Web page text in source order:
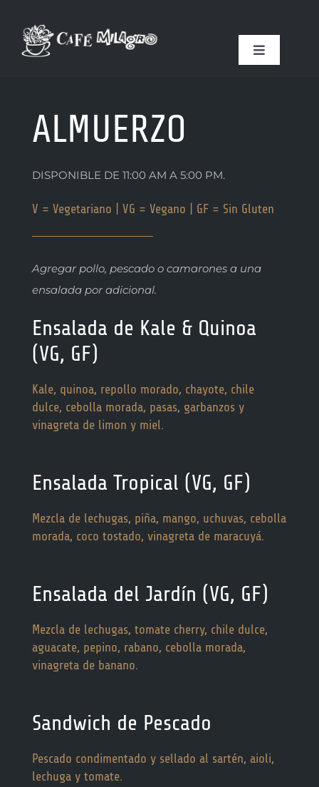
content
Toggle
RESERVACIONES
TOSTADOR DE CAFÉ
NUESTRA HISTORIA
ENGLISH
ALMUERZO
DISPONIBLE DE 11:00 AM A 5:00 PM.
V = Vegetariano | VG = Vegano | GF = Sin Gluten
Agregar pollo, pescado o camarones a una
ensalada por adicional.
Ensalada de Kale & Quinoa
(VG, GF)
Kale, quinoa, repollo morado, chayote, chile
dulce, cebolla morada, pasas, garbanzos y
vinagreta de limon y miel.
Ensalada Tropical (VG, GF)
Mezcla de lechugas, piña, mango, uchuvas, cebolla
morada, coco tostado, vinagreta de maracuyá.
Ensalada del Jardín (VG, GF)
Mezcla de lechugas, tomate cherry, chile dulce,
aguacate, pepino, rabano, cebolla morada,
vinagreta de banano.
Sandwich de Pescado
Pescado condimentado y sellado al sartén, aioli,
lechuga y tomate.